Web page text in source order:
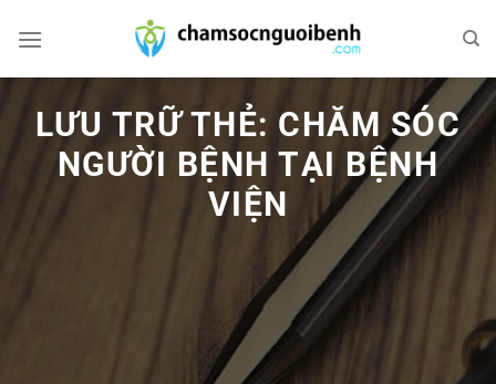
qua
LƯU TRỮ THẺ: CHĂM SÓC
NGƯỜI BỆNH TẠI BỆNH
VIỆN